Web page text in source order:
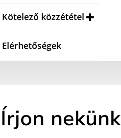
Kötelező közzététel
Elérhetőségek
Írjon nekünk